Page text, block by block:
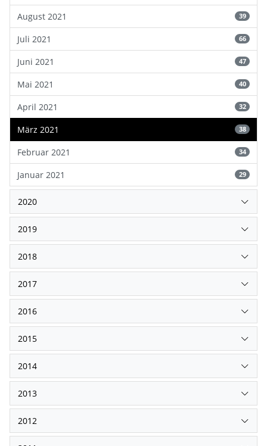
August 2021 39
Juli 2021 66
Juni 2021 47
Mai 2021 40
April 2021 32
März 2021 38
Februar 2021 34
Januar 2021 29
2020
2019
2018
2017
2016
2015
2014
2013
2012